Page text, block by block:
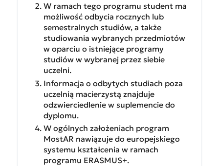
W ramach tego programu student ma
możliwość odbycia rocznych lub
semestralnych studiów, a także
studiowania wybranych przedmiotów
w oparciu o istniejące programy
studiów w wybranej przez siebie
uczelni.
Informacja o odbytych studiach poza
uczelnią macierzystą znajduje
odzwierciedlenie w suplemencie do
dyplomu.
W ogólnych założeniach program
MostAR nawiązuje do europejskiego
systemu kształcenia w ramach
programu ERASMUS+.